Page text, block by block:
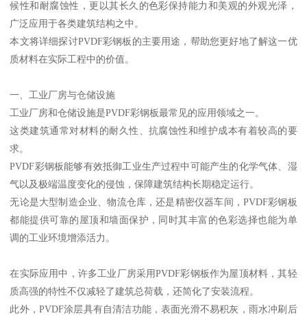
候性和耐腐蚀性，更以其长久的色彩保持能力和美观的外观光泽，
广泛应用于各类建筑结构之中。
本文将详细探讨PVDF彩钢板的主要用途，帮助您更好地了解这一优
质材料在实际工程中的价值。
一、工业厂房与仓储设施
工业厂房和仓储设施是PVDF彩钢板最常见的应用领域之一。
这类建筑通常对材料的耐久性、抗腐蚀性和维护成本有着较高的要
求。
PVDF彩钢板能够有效抵御工业生产过程中可能产生的化学气体、湿
气以及极端温度变化的侵蚀，保障建筑结构长期稳定运行。
无论是大型制造企业、物流仓库，还是精密仪器车间，PVDF彩钢板
都能提供可靠的屋顶和墙面保护，同时其丰富的色彩选择也能为单
调的工业环境增添活力。
在实际应用中，许多工业厂房采用PVDF彩钢板作为屋顶材料，其轻
质高强的特性不仅减轻了建筑总荷载，还简化了安装流程。
此外，PVDF涂层具有自清洁功能，表面光滑不易积灰，雨水冲刷后